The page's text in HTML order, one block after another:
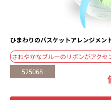
ひまわりのバスケットアレンジメン
さわやかなブルーのリボンがアクセ
525068